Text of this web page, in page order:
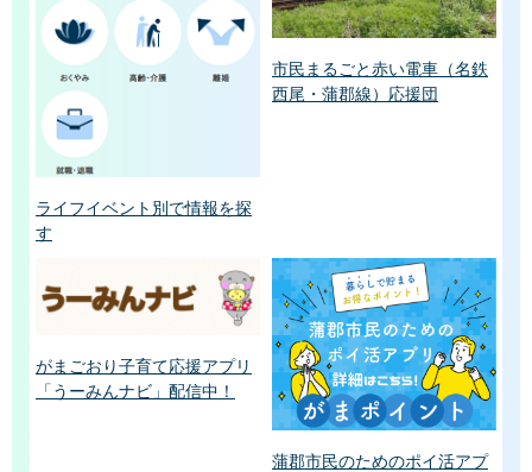
ライフイベント別で情報を探
す
市民まるごと赤い電車（名鉄
西尾・蒲郡線）応援団
がまごおり子育て応援アプリ
「うーみんナビ」配信中！
蒲郡市民のためのポイ活アプ